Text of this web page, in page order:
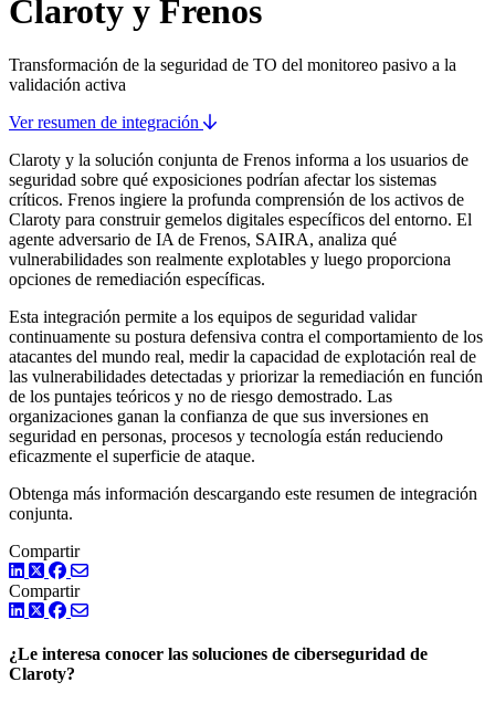
Claroty y Frenos
Transformación de la seguridad de TO del monitoreo pasivo a la
validación activa
Ver resumen de integración
Claroty y la solución conjunta de Frenos informa a los usuarios de
seguridad sobre qué exposiciones podrían afectar los sistemas
críticos. Frenos ingiere la profunda comprensión de los activos de
Claroty para construir gemelos digitales específicos del entorno. El
agente adversario de IA de Frenos, SAIRA, analiza qué
vulnerabilidades son realmente explotables y luego proporciona
opciones de remediación específicas.
Esta integración permite a los equipos de seguridad validar
continuamente su postura defensiva contra el comportamiento de los
atacantes del mundo real, medir la capacidad de explotación real de
las vulnerabilidades detectadas y priorizar la remediación en función
de los puntajes teóricos y no de riesgo demostrado. Las
organizaciones ganan la confianza de que sus inversiones en
seguridad en personas, procesos y tecnología están reduciendo
eficazmente el superficie de ataque.
Obtenga más información descargando este resumen de integración
conjunta.
Compartir
LinkedIn
TwitterFacebook
Compartir
LinkedIn
TwitterFacebook
¿Le interesa conocer las soluciones de ciberseguridad de
Claroty?